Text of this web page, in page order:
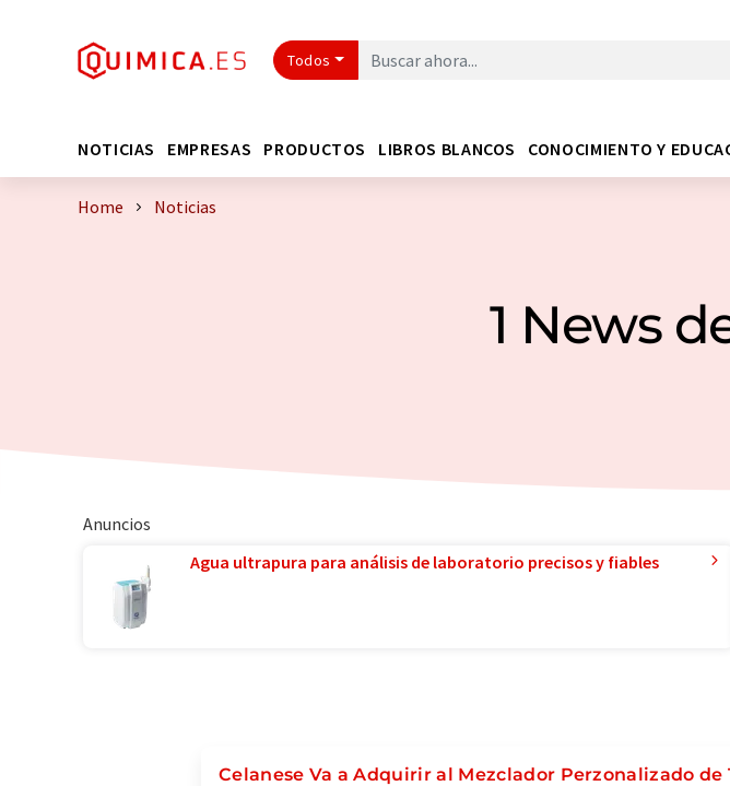
Todos
NOTICIAS EMPRESAS PRODUCTOS LIBROS BLANCOS CONOCIMIENTO Y
Home Noticias
1 News
Anuncios
Agua ultrapura para análisis de laboratorio precisos y fiables
Celanese Va a Adquirir al Mezclador Perzonalizado